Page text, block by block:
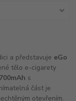
a představuje eGo
tělo e-cigarety
s
část je
otevřením.